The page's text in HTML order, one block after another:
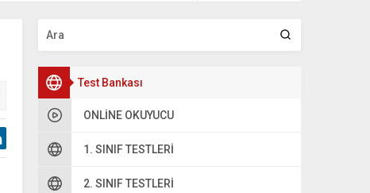
Test Bankası
ONLINE OKUYUCU
1. SINIF TESTLERI
2. SINIF TESTLERI